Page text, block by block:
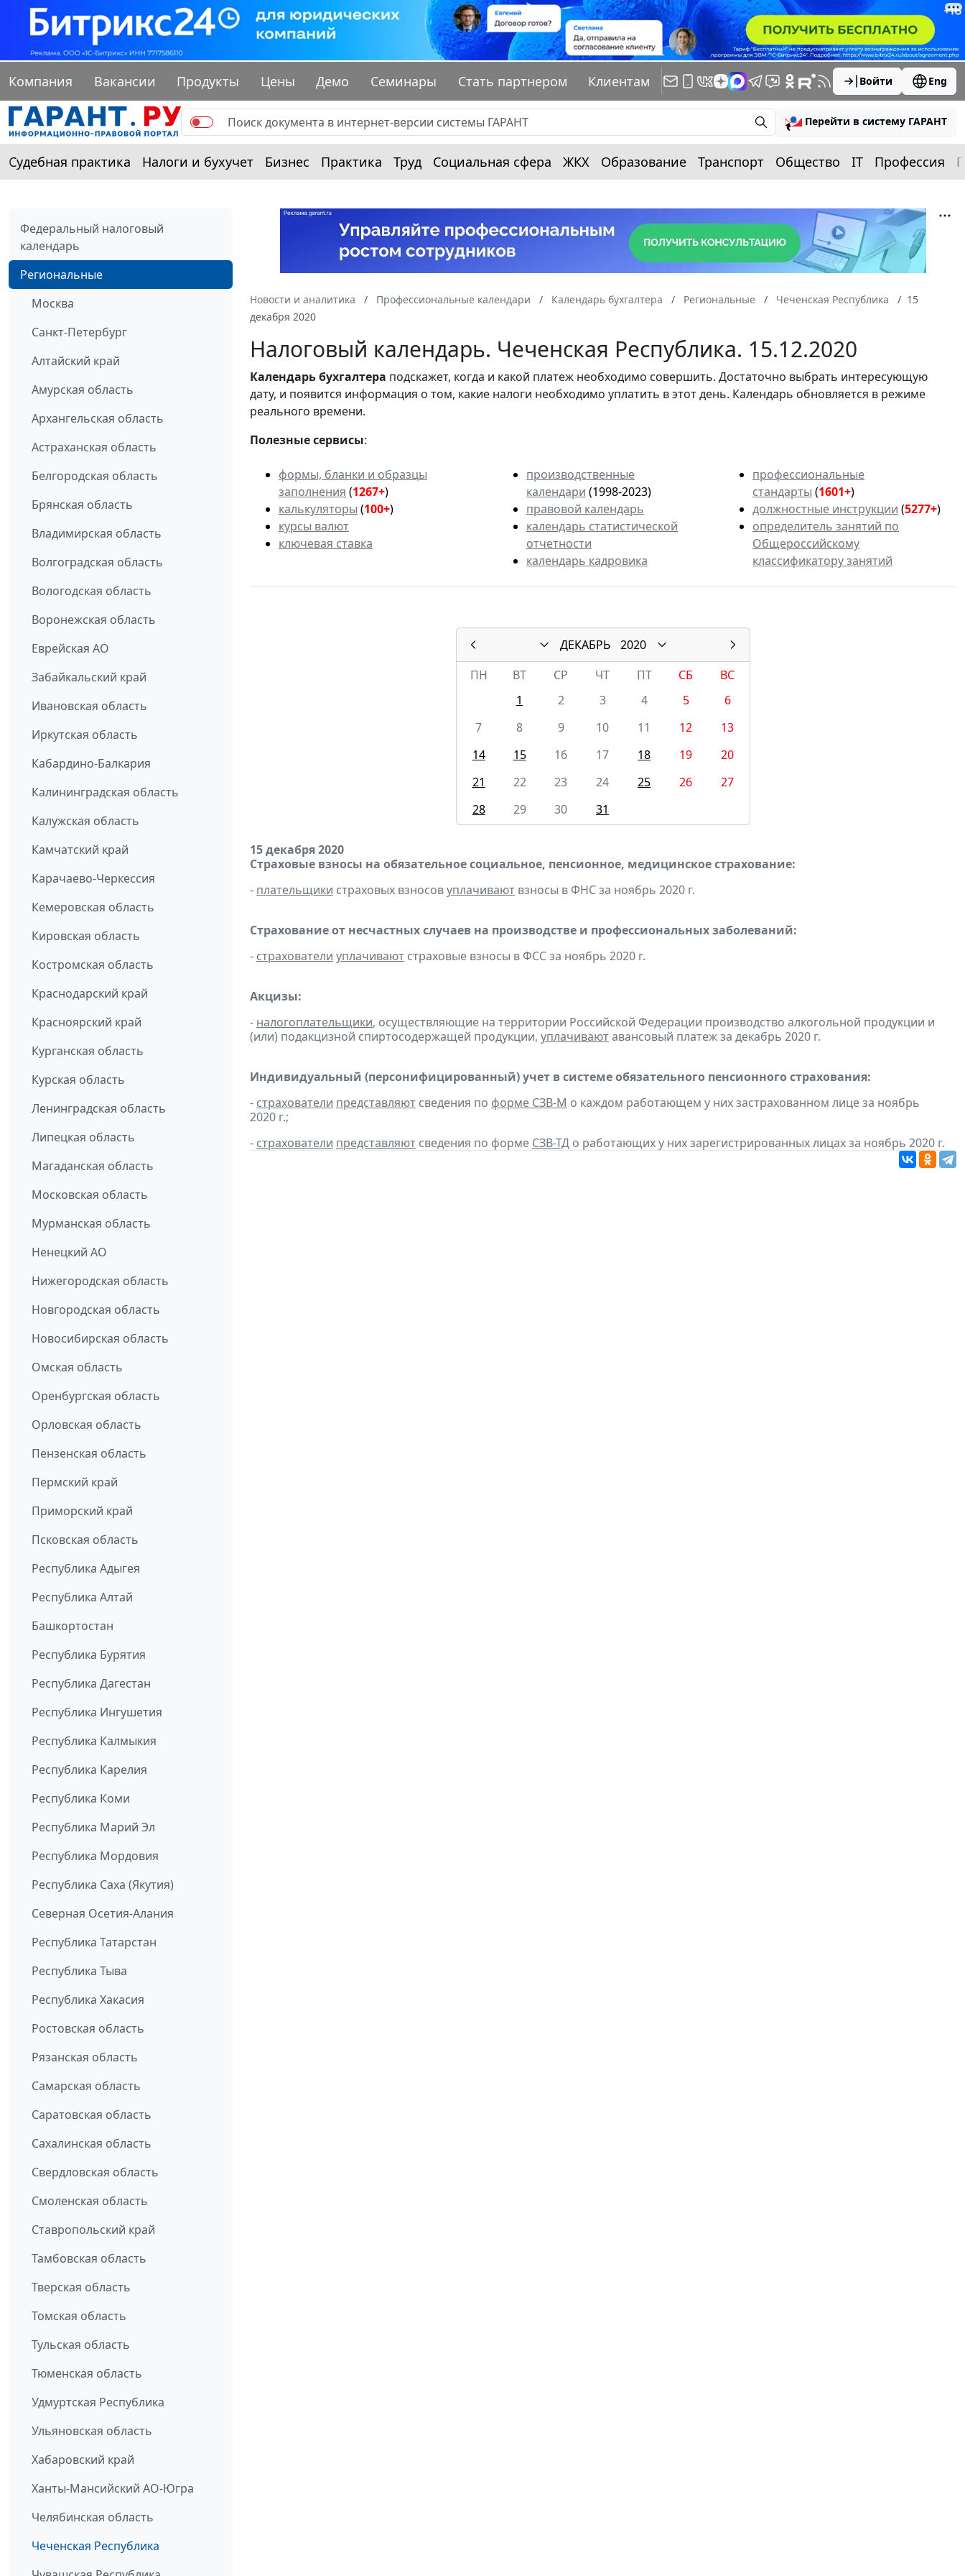
Компания Вакансии Продукты Цены Демо Семинары Стать партнером Клиентам Войти Eng
Перейти в систему ГАРАНТ
Судебная практика Налоги и бухучет Бизнес Практика Труд Социальная сфера ЖКХ Образование Транспорт Общество IT Профессия
Федеральный налоговый
календарь
Региональные
Москва
Санкт-Петербург
Алтайский край
Амурская область
Архангельская область
Астраханская область
Белгородская область
Брянская область
Владимирская область
Волгоградская область
Вологодская область
Воронежская область
Еврейская АО
Забайкальский край
Ивановская область
Иркутская область
Кабардино-Балкария
Калининградская область
Калужская область
Камчатский край
Карачаево-Черкессия
Кемеровская область
Кировская область
Костромская область
Краснодарский край
Красноярский край
Курганская область
Курская область
Ленинградская область
Липецкая область
Магаданская область
Московская область
Мурманская область
Ненецкий АО
Нижегородская область
Новгородская область
Новосибирская область
Омская область
Оренбургская область
Орловская область
Пензенская область
Пермский край
Приморский край
Псковская область
Республика Адыгея
Республика Алтай
Башкортостан
Республика Бурятия
Республика Дагестан
Республика Ингушетия
Республика Калмыкия
Республика Карелия
Республика Коми
Республика Марий Эл
Республика Мордовия
Республика Саха (Якутия)
Северная Осетия-Алания
Республика Татарстан
Республика Тыва
Республика Хакасия
Ростовская область
Рязанская область
Самарская область
Саратовская область
Сахалинская область
Свердловская область
Смоленская область
Ставропольский край
Тамбовская область
Тверская область
Томская область
Тульская область
Тюменская область
Удмуртская Республика
Ульяновская область
Хабаровский край
Ханты-Мансийский АО-Югра
Челябинская область
Чеченская Республика
Новости и аналитика Профессиональные календари Календарь бухгалтера Региональные Чеченская Республика
15
декабря 2020
Налоговый календарь. Чеченская Республика. 15.12.2020
Календарьбухгалтера подскажет, когда и какой платеж необходимо совершить. Достаточно выбрать интересующую
дату, и появится информация о том, какие налоги необходимо уплатить в этот день. Календарь обновляется в режиме
реального времени.
Полезные сервисы:
формы, бланки и образцы
заполнения (1267+)
калькуляторы (100+)
курсы валют
ключевая ставка
производственные
календари (1998-2023)
правовой календарь
календарь статистической
отчетности
календарь кадровика
профессиональные
стандарты (1601+)
должностные инструкции (5277+)
определитель занятий по
Общероссийскому
классификатору занятий
ДЕКАБРЬ
2020
ПН
ВТ СР ЧТ ПТ СБ
ВС
1
2 3 4 5
6
7
8 9 10 11 12
13
14
15 16 17 18 19
20
21
22 23 24 25 26
27
28
29 30 31
15 декабря 2020
Страховые взносы на обязательное социальное, пенсионное, медицинское страхование:
- плательщики страховых взносовуплачивают взносы в ФНС за ноябрь 2020 г.
Страхование от несчастных случаев на производстве и профессиональных заболеваний:
- страхователи уплачивают страховые взносы в ФСС за ноябрь 2020 г.
Акцизы:
- налогоплательщики, осуществляющие на территории Российской Федерации производство алкогольной продукции и
(или) подакцизной спиртосодержащей продукции, уплачиваютавансовый платеж за декабрь 2020 г.
Индивидуальный (персонифицированный) учет в системе обязательного пенсионного страхования:
- страхователи представляют сведения по форме СЗВ-М о каждом работающем у них застрахованном лице за ноябрь
2020 г.;
- страхователи представляют сведения по форме СЗВ-ТД о работающих у них зарегистрированных лицах за ноябрь 2020 г.